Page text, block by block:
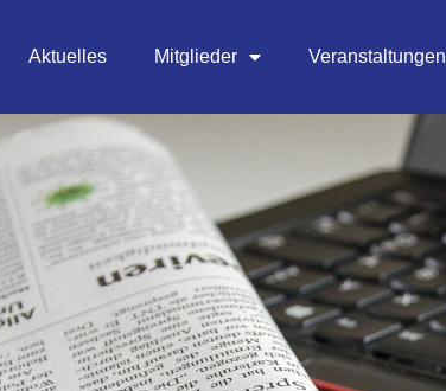
Aktuelles Mitglieder Veranstaltungen